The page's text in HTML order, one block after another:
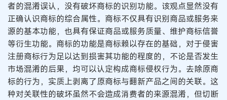
者的混淆误认，没有破坏商标的识别功能。该观点显然没有
正确认识商标的综合属性。商标不仅具有识别商品或服务来
源的基本功能，也具有保证商品或服务质量、维护商标信誉
等衍生功能。商标的功能是商标赖以存在的基础，对于侵害
注册商标行为足以达到损害其功能的程度的，不论是否发生
市场混淆的后果，均可以认定构成商标侵权行为。去除原商
标的行为，实质上剥离了原商标与翻新产品之间的关联。这
种对关联性的破坏虽然不会造成消费者的来源混淆，但切断